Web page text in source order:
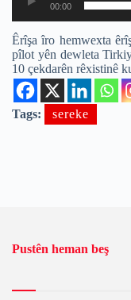
00:00
Êrîşa îro hemwexta
pîlot yên dewleta
10 çekdarên rêxistinê
Tags: sereke
Pustên heman beş